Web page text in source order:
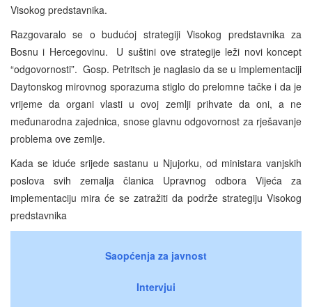
Visokog predstavnika.
Razgovaralo se o budućoj strategiji Visokog predstavnika za
Bosnu i Hercegovinu. U suštini ove strategije leži novi koncept
“odgovornosti”. Gosp. Petritsch je naglasio da se u implementaciji
Daytonskog mirovnog sporazuma stiglo do prelomne tačke i da je
vrijeme da organi vlasti u ovoj zemlji prihvate da oni, a ne
međunarodna zajednica, snose glavnu odgovornost za rješavanje
problema ove zemlje.
Kada se iduće srijede sastanu u Njujorku, od ministara vanjskih
poslova svih zemalja članica Upravnog odbora Vijeća za
implementaciju mira će se zatražiti da podrže strategiju Visokog
predstavnika
Saopćenja za javnost
Intervjui